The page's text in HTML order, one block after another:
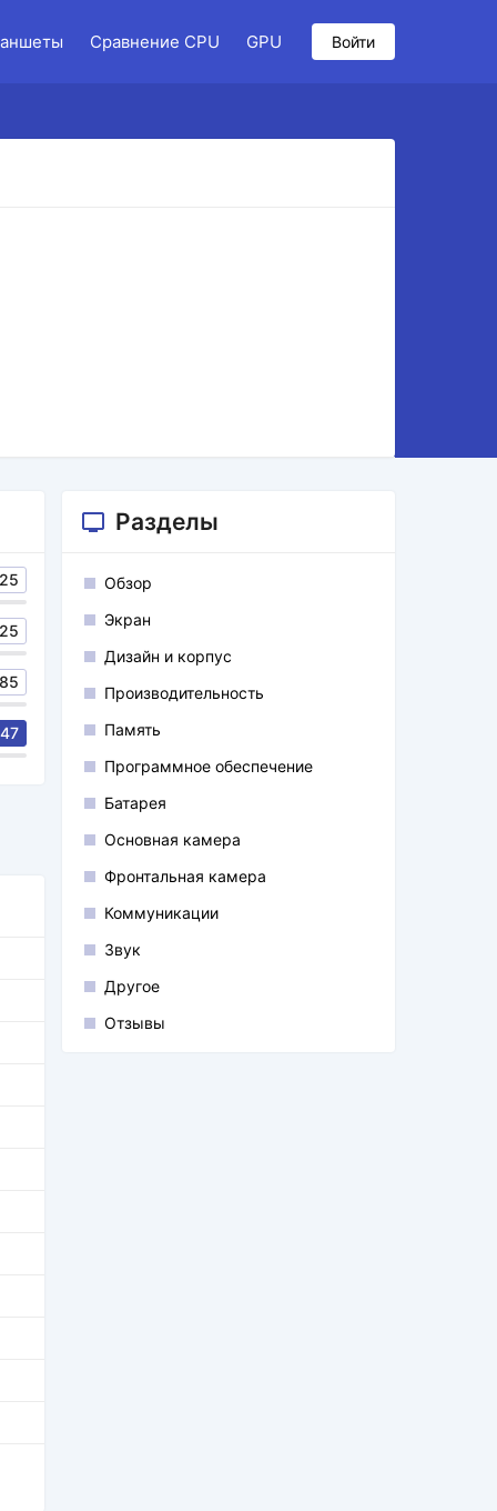
Сравнение CPU GPU Войти
25
25
85
47
Разделы
Обзор
Экран
Дизайн и корпус
Производительность
Память
Программное обеспечение
Батарея
Основная камера
Фронтальная камера
Коммуникации
Звук
Другое
Отзывы